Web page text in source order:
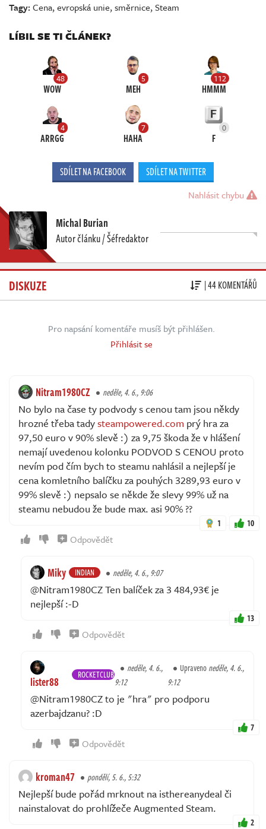
Tagy:Cena,evropská unie,směrnice,Steam
LÍBIL SE TI ČLÁNEK?
48
WOW
5
MEH
112
HMMM
4
ARRGG
7
HAHA
0
F
SDÍLET NA FACEBOOK SDÍLET NA TWITTER
Nahlásit chybu
Michal Burian
Autor článku / Šéfredaktor
DISKUZE | 44 KOMENTÁŘŮ
Pro napsání komentáře musíš být přihlášen.
Přihlásit se
Nitram1980CZ neděle, 4. 6., 9:06
No bylo na čase ty podvody s cenou tam jsou někdy
hrozné třeba tadysteampowered.com prý hra za
97,50 euro v 90% slevě :) za 9,75 škoda že v hlášení
nemají uvedenou kolonku PODVOD S CENOU proto
nevím pod čím bych to steamu nahlásil a nejlepší je
cena komletního balíčku za pouhých 3289,93 euro v
99% slevě :) nepsalo se někde že slevy 99% už na
steamu nebudou že bude max. asi 90% ??
1 10
Odpovědět
Miky INDIAN neděle, 4. 6., 9:07
@Nitram1980CZ Ten balíček za 3 484,93€ je
nejlepší :-D
13
Odpovědět
lister88 ROCKETCLUB
neděle, 4. 6.,
9:12
Upravenoneděle, 4. 6.,
9:12
@Nitram1980CZ to je "hra" pro podporu
azerbajdzanu? :D
7
Odpovědět
kroman47 pondělí, 5. 6., 5:32
Nejlepší bude pořád mrknout na isthereanydeal či
nainstalovat do prohlížeče Augmented Steam.
2